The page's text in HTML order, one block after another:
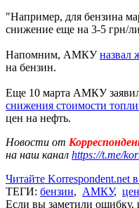
"Например, для бензина
снижение еще на 3-5 грн/
Напомним, АМКУназвал
на бензин.
Еще 10 марта АМКУ
снижения стоимости
цен на нефть.
Новости от
на наш канал https://t.me/
Читайте Korrespondent.net
ТЕГИ: бензин, АМКУ,
Если вы заметили ошибку,